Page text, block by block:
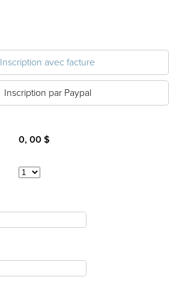
Inscription avec facture
Inscription par Paypal
0, 00 $